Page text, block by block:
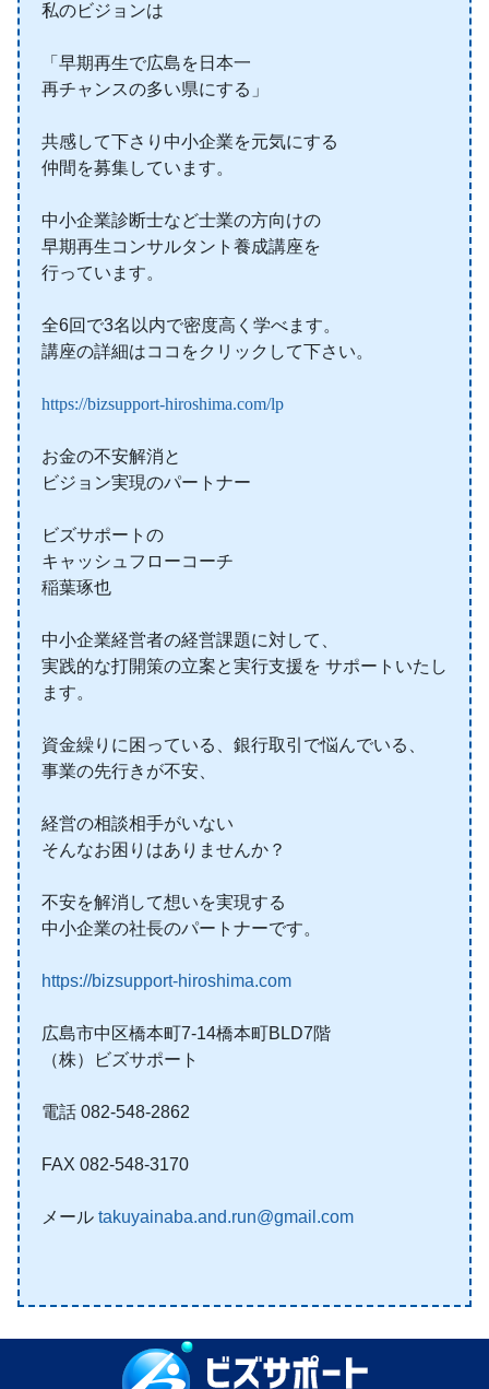
私のビジョンは
「早期再生で広島を日本一
再チャンスの多い県にする」
共感して下さり中小企業を元気にする
仲間を募集しています。
中小企業診断士など士業の方向けの
早期再生コンサルタント養成講座を
行っています。
全6回で3名以内で密度高く学べます。
講座の詳細はココをクリックして下さい。
https://bizsupport-hiroshima.com/lp
お金の不安解消と
ビジョン実現のパートナー
ビズサポートの
キャッシュフローコーチ
稲葉琢也
中小企業経営者の経営課題に対して、
実践的な打開策の立案と実行支援を サポートいたし
ます。
資金繰りに困っている、銀行取引で悩んでいる、
事業の先行きが不安、
経営の相談相手がいない
そんなお困りはありませんか？
不安を解消して想いを実現する
中小企業の社長のパートナーです。
https://bizsupport-hiroshima.com
広島市中区橋本町7-14橋本町BLD7階
（株）ビズサポート
電話 082-548-2862
FAX 082-548-3170
メール takuyainaba.and.run@gmail.com